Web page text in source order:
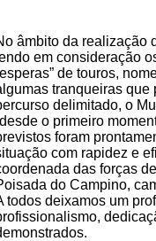
âmbito da realização
em consideração
de touros,
tranqueiras que
delimitado, o
o primeiro
foram
com rapidez e
das forças
do Campino,
todos deixamos um